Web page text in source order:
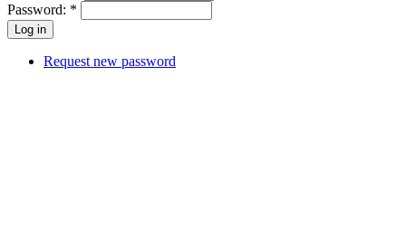
Password: *
Request new password